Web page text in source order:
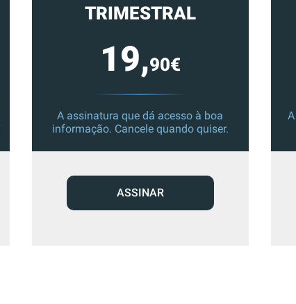
TRIMESTRAL
19,90€
A assinatura que dá acesso à boa
informação. Cancele quando quiser.
ASSINAR